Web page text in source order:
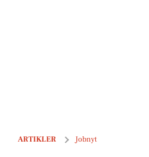
ARTIKLER Jobnyt
Erfaren pædagog søges til